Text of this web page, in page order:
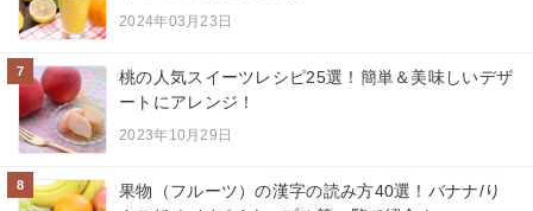
2024年03月23日
7
桃の人気スイーツレシピ25選！簡単＆美味しいデザ
ートにアレンジ！
2023年10月29日
8
果物（フルーツ）の漢字の読み方40選！バナナ/り